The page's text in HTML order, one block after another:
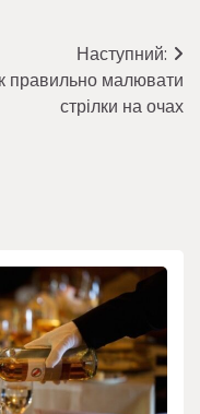
Наступний:
правильно малювати
стрілки на очах